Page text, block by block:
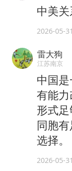
中美关
2026-05-31
雷大狗
江苏南京
中国
有能
形式
同胞
选择。
2026-05-31